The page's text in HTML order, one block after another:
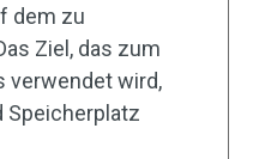
dem zu
Ziel, das zum
verwendet wird,
Speicherplatz